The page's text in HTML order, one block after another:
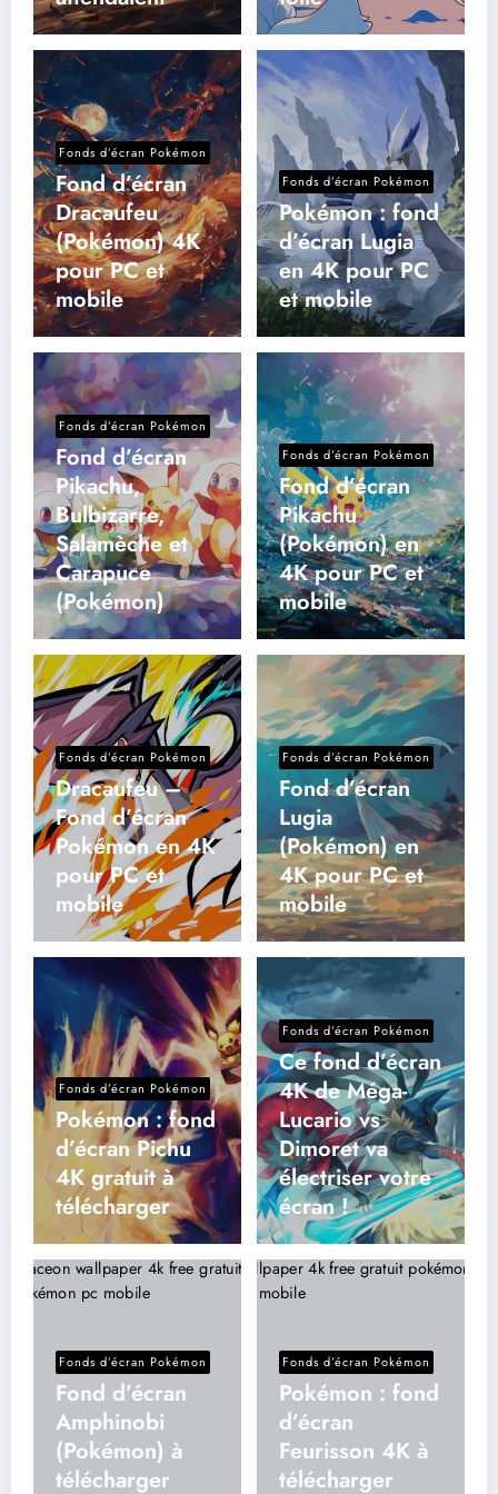
Fonds d’écran Pokémon
Fond d’écran
Dracaufeu
(Pokémon) 4K
pour PC et
mobile
Fonds d’écran Pokémon
Pokémon : fond
d’écran Lugia
en 4K pour PC
et mobile
Fonds d’écran Pokémon
Fond d’écran
Pikachu,
Bulbizarre,
Salamèche et
Carapuce
(Pokémon)
Fonds d’écran Pokémon
Fond d’écran
Pikachu
(Pokémon) en
4K pour PC et
mobile
Fonds d’écran Pokémon
Dracaufeu –
Fond d’écran
Pokémon en 4K
pour PC et
mobile
Fonds d’écran Pokémon
Fond d’écran
Lugia
(Pokémon) en
4K pour PC et
mobile
Fonds d’écran Pokémon
Pokémon : fond
d’écran Pichu
4K gratuit à
télécharger
Fonds d’écran Pokémon
Ce fond d’écran
4K de Méga-
Lucario vs
Dimoret va
électriser votre
écran !
Fonds d’écran Pokémon
Fond d’écran
Amphinobi
(Pokémon) à
télécharger
Fonds d’écran Pokémon
Pokémon : fond
d’écran
Feurisson 4K à
télécharger